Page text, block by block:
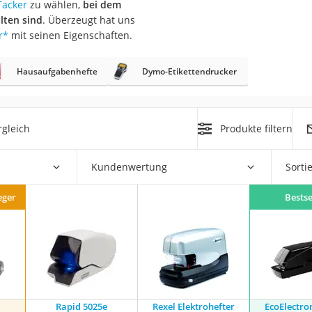
4
zu wählen, bei dem
sind. Überzeugt hat uns
* mit seinen Eigenschaften.
Hausaufgabenhefte Dymo-Etikettendrucker
Produkte filtern
Kundenwertung
Rapid 5025e Rexel Elektrohefter